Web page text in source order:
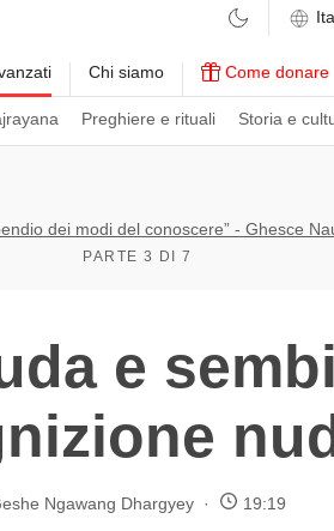
Preghiere e rituali Storia e
Chi siamo Come donare
dei modi del conoscere” - Ghesce
PARTE 3 DI 7
e
Ngawang Dhargyey 19:19